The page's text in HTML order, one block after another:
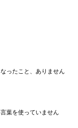
ったこと、ありません
葉を使っていません